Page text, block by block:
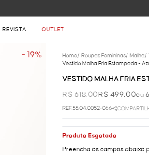
REVISTA OUTLET
- 19% Home/ Roupas Femininas/ Malha/
Vestido Malha Fria Estampada -
VESTIDO MALHA FRIA
R$ 618,00R$ 499,00ou
REF.55.04.0052-066
Produto Esgotado
Preencha os campos abaixo